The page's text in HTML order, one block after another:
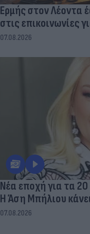
Ερμής στον Λέοντα
στις επικοινωνίες
07.08.2026
Νέα εποχή για τα
Η Άση Μπήλιου
07.08.2026